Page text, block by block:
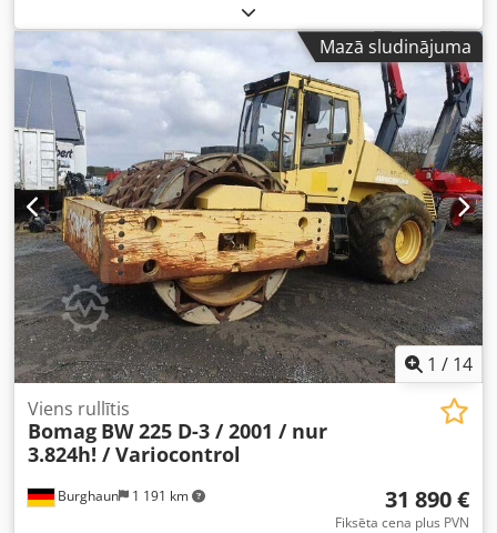
Mazā sludinājuma
1 / 14
Burghaun 1 191 km
Viens rullītis
Bomag BW 225 D-3 / 2001 / nur
3.824h! / Variocontrol
31 890 €
Fiksēta cena plus PVN